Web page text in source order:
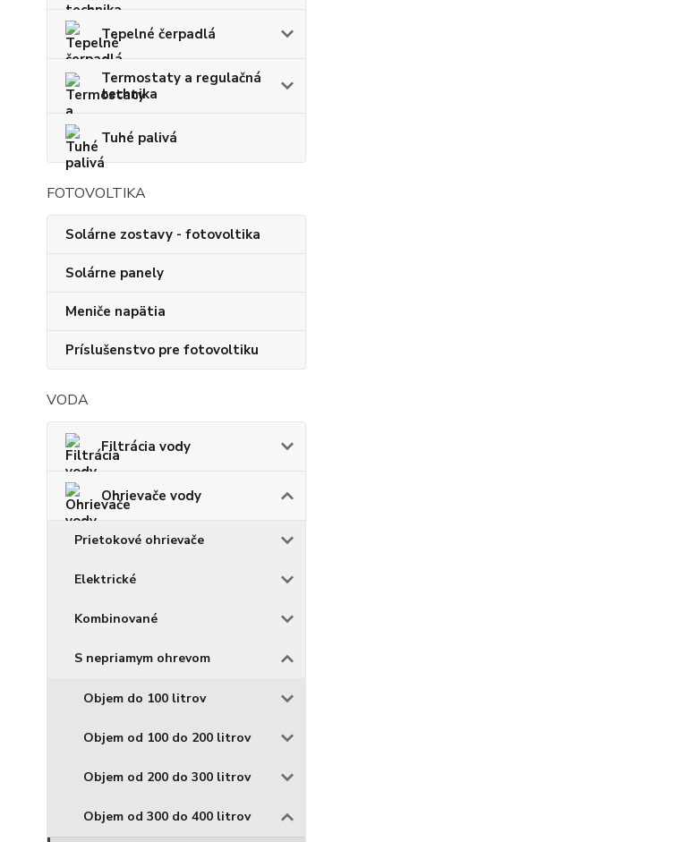
Tepelné čerpadlá
Termostaty a regulačná
technika
Tuhé palivá
FOTOVOLTIKA
Solárne zostavy - fotovoltika
Solárne panely
Meniče napätia
Príslušenstvo pre fotovoltiku
VODA
Filtrácia vody
Ohrievače vody
Prietokové ohrievače
Elektrické
Kombinované
S nepriamym ohrevom
Objem do 100 litrov
Objem od 100 do 200 litrov
Objem od 200 do 300 litrov
Objem od 300 do 400 litrov